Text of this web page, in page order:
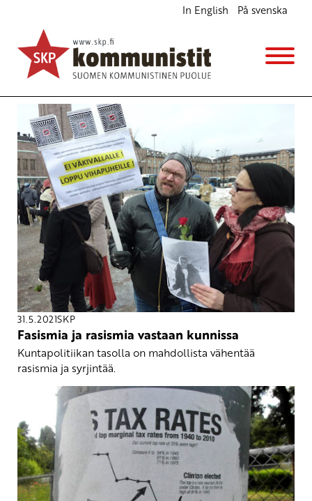
In English På svenska
rasismi
31.5.2021SKP
Fasismia ja rasismia vastaan kunnissa
Kuntapolitiikan tasolla on mahdollista vähentää
rasismia ja syrjintää.